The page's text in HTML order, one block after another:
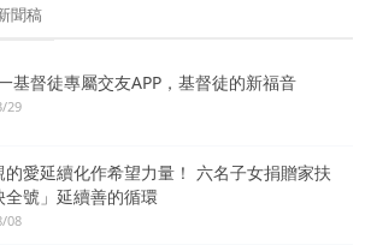
聞稿
基督徒專屬交友APP，基督徒的新福音
29
的愛延續化作希望力量！ 六名子女捐贈家扶
全號」延續善的循環
08